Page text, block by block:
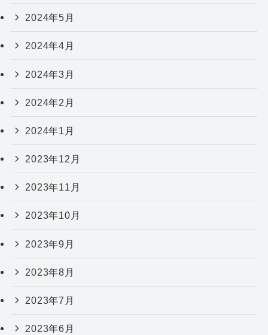
2024年5月
2024年4月
2024年3月
2024年2月
2024年1月
2023年12月
2023年11月
2023年10月
2023年9月
2023年8月
2023年7月
2023年6月